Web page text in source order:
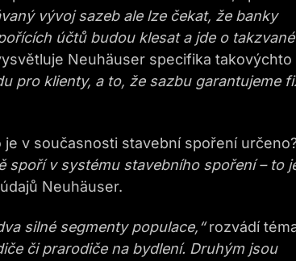
vývoj sazeb ale lze čekat, že banky
účtů budou klesat a jde o takzvané
Neuhäuser specifika takovýchto
pro klienty, a to, žesazbu garantujeme
v současnosti stavební spoření
v systému stavebního spoření– to
Neuhäuser.
silné segmenty populace,“rozvádí
či prarodičenabydlení. Druhým jsou